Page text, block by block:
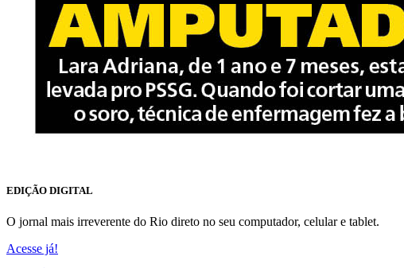
EDIÇÃO DIGITAL
O jornal mais irreverente do Rio direto no seu computador, celular e tablet.
Acesse já!